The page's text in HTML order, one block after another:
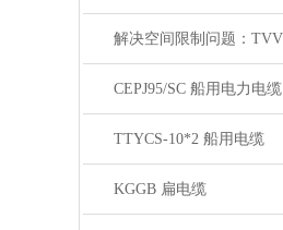
CEPJ95/SC 船用电力电缆
TTYCS-10*2 船用电缆
KGGB 扁电缆